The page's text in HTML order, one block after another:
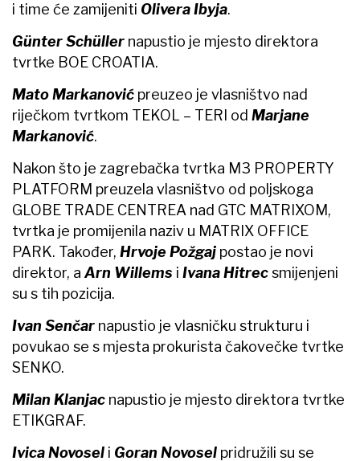
i time će zamijeniti Olivera Ibyja.
Günter Schüller napustio je mjesto direktora
tvrtke BOE CROATIA.
Mato Markanović preuzeo je vlasništvo nad
riječkom tvrtkom TEKOL – TERI od Marjane
Markanović.
Nakon što je zagrebačka tvrtka M3 PROPERTY
PLATFORM preuzela vlasništvo od poljskoga
GLOBE TRADE CENTREA nad GTC MATRIXOM,
tvrtka je promijenila naziv u MATRIX OFFICE
PARK. Također, Hrvoje Požgaj postao je novi
direktor, a Arn Willems i Ivana Hitrecsmijenjeni
su s tih pozicija.
Ivan Senčar napustio je vlasničku strukturu i
povukao se s mjesta prokurista čakovečke tvrtke
SENKO.
Milan Klanjac napustio je mjesto direktora tvrtke
ETIKGRAF.
Ivica Novosel i Goran Novosel pridružili su se